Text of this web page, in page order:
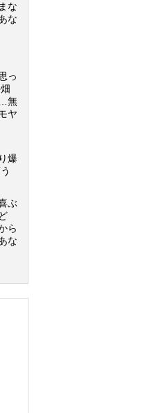
な
な
っ
無
ヤ
爆
ぶ
ら
な